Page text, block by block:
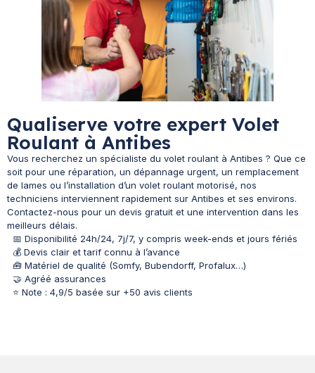
Qualiserve votre expert Volet
Roulant à Antibes
Vous recherchez un spécialiste du volet roulant à Antibes ? Que ce
soit pour une réparation, un dépannage urgent, un remplacement
de lames ou l’installation d’un volet roulant motorisé, nos
techniciens interviennent rapidement sur Antibes et ses environs.
Contactez-nous pour un devis gratuit et une intervention dans les
meilleurs délais.
📅 Disponibilité 24h/24, 7j/7, y compris week-ends et jours fériés
💰 Devis clair et tarif connu à l’avance
🧰 Matériel de qualité (Somfy, Bubendorff, Profalux…)
🤝 Agréé assurances
⭐ Note : 4,9/5 basée sur +50 avis clients